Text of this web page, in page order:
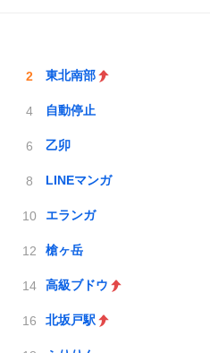
東北南部
自動停止
乙卯
LINEマンガ
エランガ
槍ヶ岳
高級ブドウ
北坂戸駅